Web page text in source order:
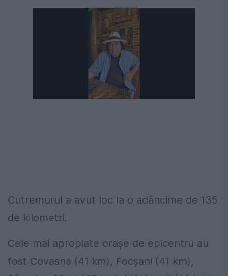
Cutremurul a avut loc la o adâncime de 135
de kilometri.
Cele mai apropiate oraşe de epicentru au
fost Covasna (41 km), Focşani (41 km),